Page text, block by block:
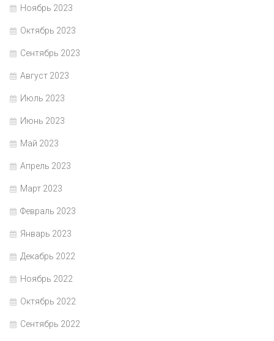
Ноябрь 2023
Октябрь 2023
Сентябрь 2023
Август 2023
Июль 2023
Июнь 2023
Май 2023
Апрель 2023
Март 2023
Февраль 2023
Январь 2023
Декабрь 2022
Ноябрь 2022
Октябрь 2022
Сентябрь 2022